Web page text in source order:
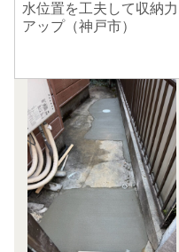
水位置を工夫して収納力
アップ（神戸市）